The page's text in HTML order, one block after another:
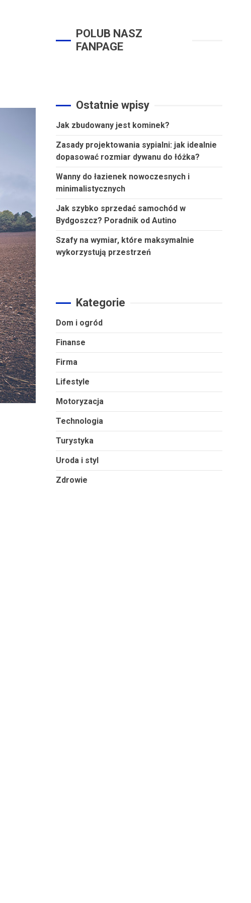
POLUB NASZ
FANPAGE
Ostatnie wpisy
Jak zbudowany jest kominek?
Zasady projektowania sypialni: jak idealnie
dopasować rozmiar dywanu do łóżka?
Wanny do łazienek nowoczesnych i
minimalistycznych
Jak szybko sprzedać samochód w
Bydgoszcz? Poradnik od Autino
Szafy na wymiar, które maksymalnie
wykorzystują przestrzeń
Kategorie
Dom i ogród
Finanse
Firma
Lifestyle
Motoryzacja
Technologia
Turystyka
Uroda i styl
Zdrowie